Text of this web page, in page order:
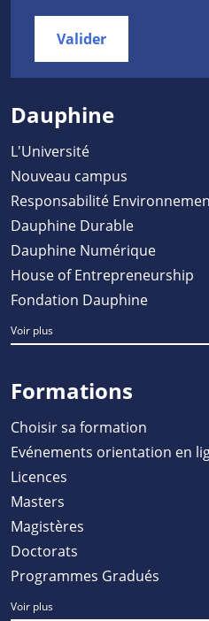
Valider
Dauphine
L'Université
Nouveau campus
Responsabilité
Dauphine Durable
Dauphine Numérique
House of Entrepreneurship
Fondation Dauphine
Voir plus
Formations
Choisir sa formation
Evénements orientation en
Licences
Masters
Magistères
Doctorats
Programmes Gradués
Voir plus